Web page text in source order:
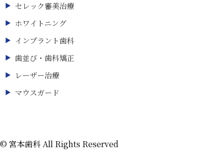
セレック審美治療
ホワイトニング
インプラント歯科
歯並び・歯科矯正
レーザー治療
マウスガード
© 宮本歯科 All Rights Reserved